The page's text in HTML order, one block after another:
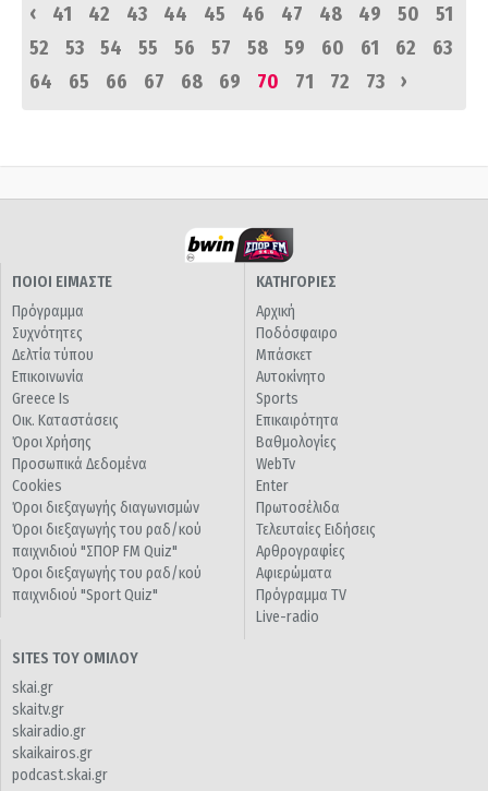
‹
41 42 43 44 45 46 47 48 49 50
51
52
53 54 55 56 57 58 59 60 61 62
63
64
65 66 67 68 69 70 71 72 73 ›
ΠΟΙΟΙ ΕΙΜΑΣΤΕ
Πρόγραμμα
Συχνότητες
Δελτία τύπου
Επικοινωνία
Greece Is
Οικ. Καταστάσεις
Όροι Χρήσης
Προσωπικά Δεδομένα
Cookies
Όροι διεξαγωγής διαγωνισμών
Όροι διεξαγωγής του ραδ/κού
παιχνιδιού "ΣΠΟΡ FM Quiz"
Όροι διεξαγωγής του ραδ/κού
παιχνιδιού "Sport Quiz"
ΚΑΤΗΓΟΡΙΕΣ
Αρχική
Ποδόσφαιρο
Μπάσκετ
Αυτοκίνητο
Sports
Επικαιρότητα
Βαθμολογίες
WebTv
Enter
Πρωτοσέλιδα
Τελευταίες Ειδήσεις
Αρθρογραφίες
Αφιερώματα
Πρόγραμμα TV
Live-radio
SITES ΤΟΥ ΟΜΙΛΟΥ
skai.gr
skaitv.gr
skairadio.gr
skaikairos.gr
podcast.skai.gr